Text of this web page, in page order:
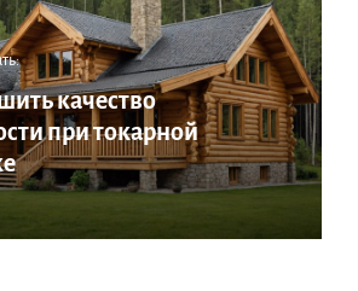
качество
при токарной